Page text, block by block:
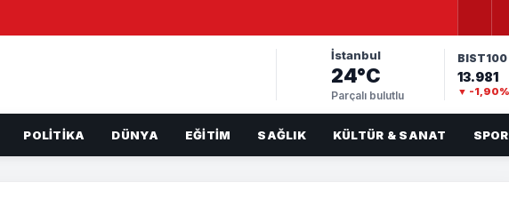
İstanbul
24°C
Parçalı bulutlu
BIST100
13.981
▼ -1,90%
POLITIKA DÜNYA EĞITIM SAĞLIK KÜLTÜR & SANAT SPOR